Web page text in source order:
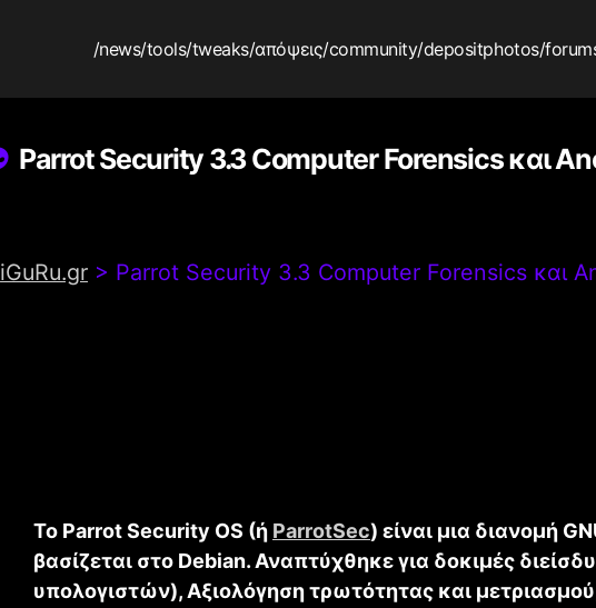
/news/tools/tweaks/απόψεις/community/depositphotos/
Parrot Security 3.3 Computer Forensics και
iGuRu.gr > Parrot Security 3.3 Computer Forensics και
Το Parrot Security OS (ή ParrotSec) είναι μια διανομή
βασίζεται στο Debian. Αναπτύχθηκε για δοκιμές
υπολογιστών), Αξιολόγηση τρωτότητας και